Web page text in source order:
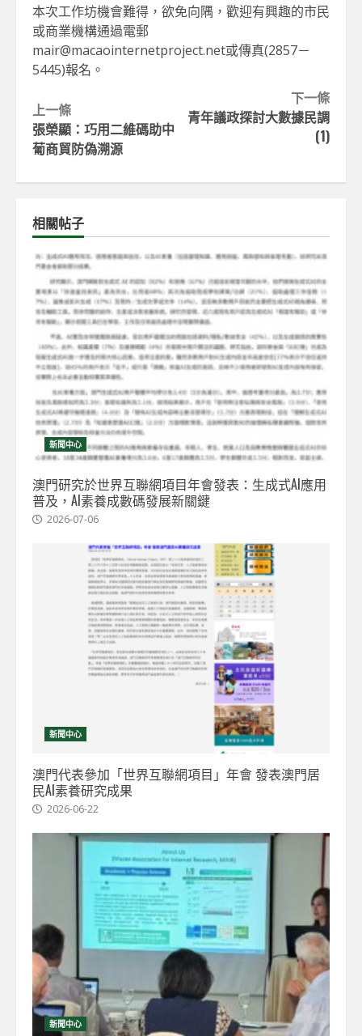
本次工作坊機會難得，欲免向隅，歡迎有興趣的市民
或商業機構通過電郵
mair@macaointernetproject.net或傳真(2857－
5445)報名。
Continue
Reading
下一條
青年議政探討大數據民調
(1)
上一條
張榮顯：巧用二維碼助中
葡商貿防偽溯源
相關帖子
新聞中心
澳門研究於世界互聯網項目年會發表：生成式AI應用
普及，AI素養成數碼發展新關鍵
2026-07-06
新聞中心
澳門代表參加「世界互聯網項目」年會 發表澳門居
民AI素養研究成果
2026-06-22
新聞中心